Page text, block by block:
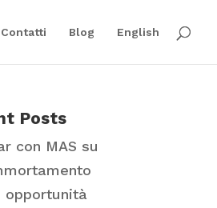
Contatti Blog English
Posts
con MAS su
opportunità